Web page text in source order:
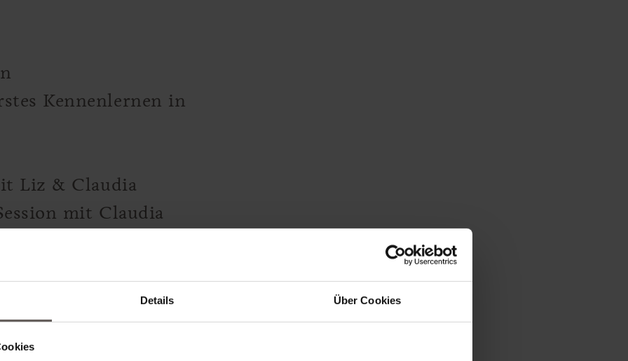
Details Über Cookies
Kennenlernen in
Liz & Claudia
mit Claudia
mit Liz
mit Liz
Gua Sha Workshop mit